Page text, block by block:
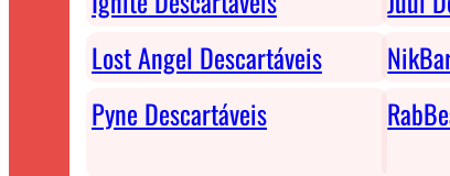
Lost Angel Descartáveis
Pyne Descartáveis